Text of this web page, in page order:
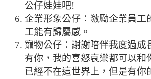
公仔娃娃吧!
企業形象公仔：激勵企業員工
工能有歸屬感。
寵物公仔：謝謝陪伴我度過成
有你，我的喜怒哀樂都可以和
已經不在這世界上，但是有你